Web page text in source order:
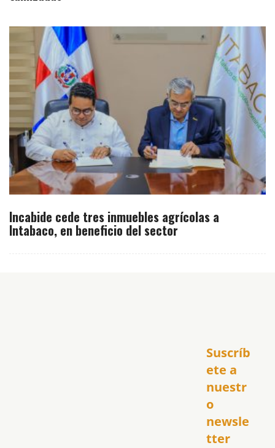
Incabide cede tres inmuebles agrícolas a
Intabaco, en beneficio del sector
Suscríb
ete a
nuestr
o
newsle
tter